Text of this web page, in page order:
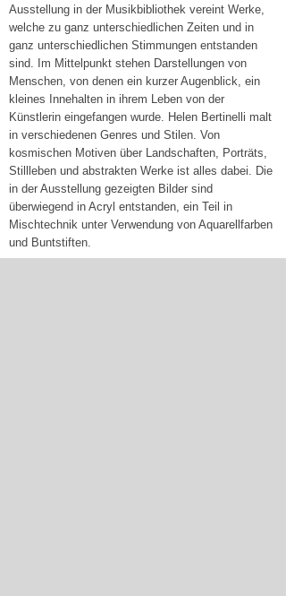
Ausstellung in der Musikbibliothek vereint Werke,
welche zu ganz unterschiedlichen Zeiten und in
ganz unterschiedlichen Stimmungen entstanden
sind. Im Mittelpunkt stehen Darstellungen von
Menschen, von denen ein kurzer Augenblick, ein
kleines Innehalten in ihrem Leben von der
Künstlerin eingefangen wurde. Helen Bertinelli malt
in verschiedenen Genres und Stilen. Von
kosmischen Motiven über Landschaften, Porträts,
Stillleben und abstrakten Werke ist alles dabei. Die
in der Ausstellung gezeigten Bilder sind
überwiegend in Acryl entstanden, ein Teil in
Mischtechnik unter Verwendung von Aquarellfarben
und Buntstiften.